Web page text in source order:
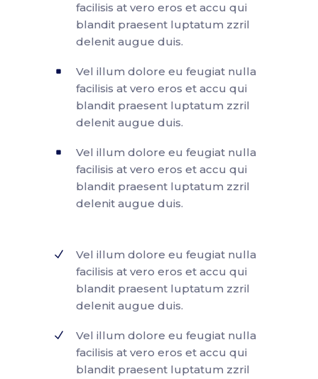
facilisis at vero eros et accu qui
blandit praesent luptatum zzril
delenit augue duis.
Vel illum dolore eu feugiat nulla
facilisis at vero eros et accu qui
blandit praesent luptatum zzril
delenit augue duis.
Vel illum dolore eu feugiat nulla
facilisis at vero eros et accu qui
blandit praesent luptatum zzril
delenit augue duis.
Vel illum dolore eu feugiat nulla
facilisis at vero eros et accu qui
blandit praesent luptatum zzril
delenit augue duis.
Vel illum dolore eu feugiat nulla
facilisis at vero eros et accu qui
blandit praesent luptatum zzril